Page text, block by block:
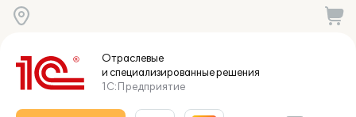
Отраслевые
и специализированныерешения
1С:Предприятие